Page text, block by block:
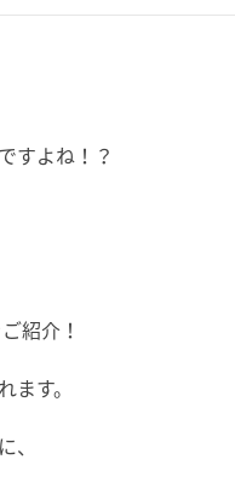
すよね！？
紹介！
す。